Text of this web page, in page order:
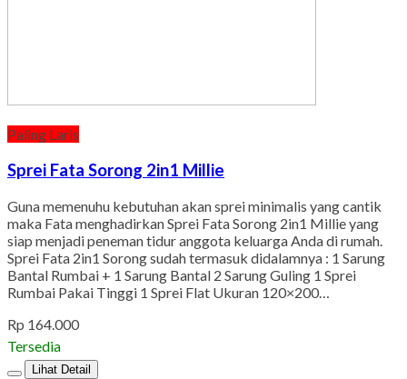
Paling Laris
Sprei Fata Sorong 2in1 Millie
Guna memenuhu kebutuhan akan sprei minimalis yang cantik
maka Fata menghadirkan Sprei Fata Sorong 2in1 Millie yang
siap menjadi peneman tidur anggota keluarga Anda di rumah.
Sprei Fata 2in1 Sorong sudah termasuk didalamnya : 1 Sarung
Bantal Rumbai + 1 Sarung Bantal 2 Sarung Guling 1 Sprei
Rumbai Pakai Tinggi 1 Sprei Flat Ukuran 120×200…
Rp 164.000
Tersedia
Lihat Detail